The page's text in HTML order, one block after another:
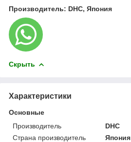
Производитель: DHC, Япония
Скрыть
Характеристики
Основные
Производитель
DHC
Страна производитель
Япония